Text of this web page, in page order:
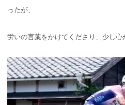
ったが、
労いの言葉をかけてくださり、少し心